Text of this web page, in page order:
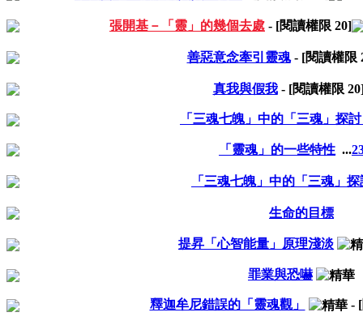
張開基－「靈」的幾個去處 - [閱讀權限 20]
善惡意念牽引靈魂- [閱讀權限
真我與假我- [閱讀權限 20
「三魂七魄」中的「三魂」探
「靈魂」的一些特性 ...2
「三魂七魄」中的「三魂」
生命的目標
提昇「心智能量」原理淺淡
罪業與恐嚇
釋迦牟尼錯誤的「靈魂觀」 - [